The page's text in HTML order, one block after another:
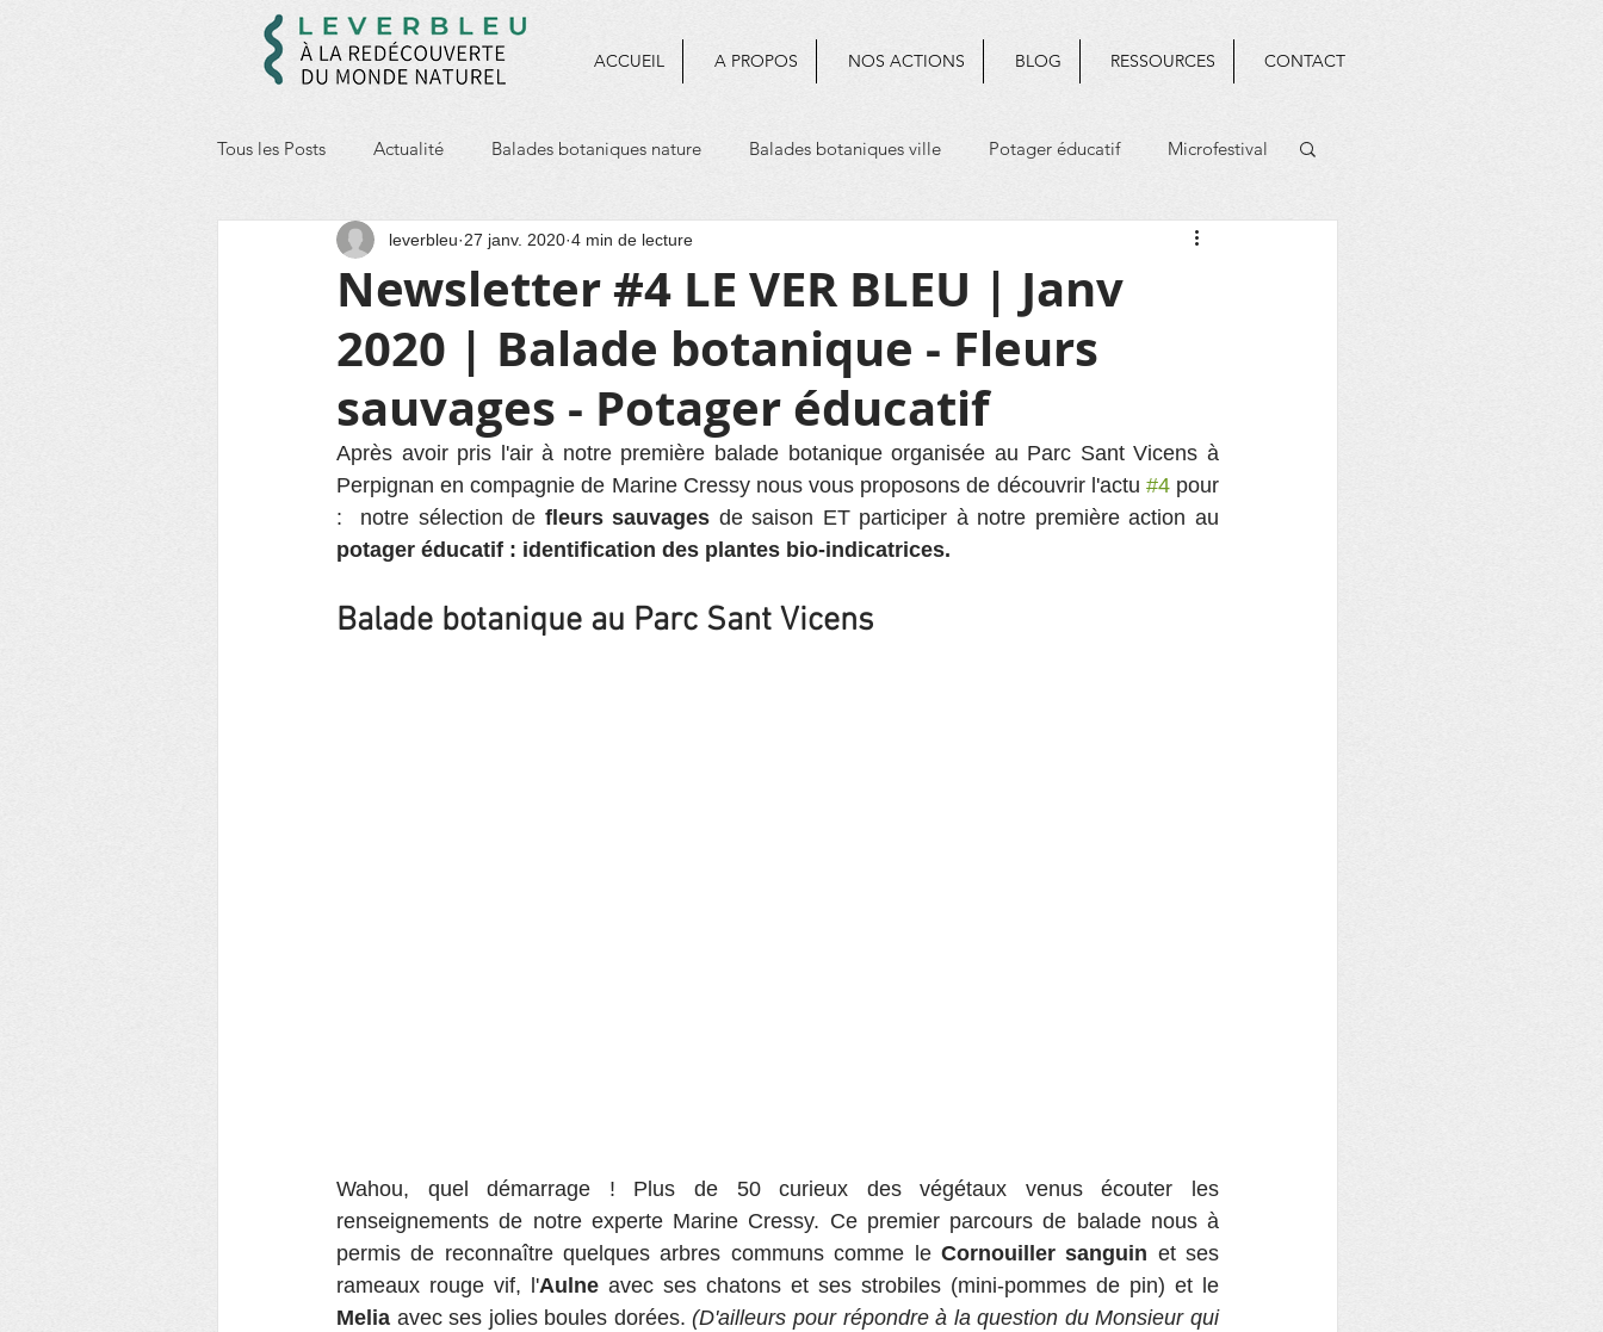
ACCUEIL A PROPOS NOS ACTIONS BLOG RESSOURCES CONTACT
Tous les Posts Actualité Balades botaniques nature Balades botaniques ville Potager éducatif Microfestival
Prévention des déchets Entomologie
Newsletter #4 LE VER BLEU | Janv
2020 | Balade botanique - Fleurs
sauvages - Potager éducatif
leverbleu 27 janv. 2020 4 min de lecture
Après avoir pris l'air à notre première balade botanique organisée au Parc Sant Vicens à
Perpignan en compagnie de Marine Cressy nous vous proposons de découvrir l'actu #4 pour
:  notre sélection de fleurs sauvages de saison ET participer à notre première action au
potager éducatif : identification des plantes bio-indicatrices.
Balade botanique au Parc Sant Vicens
Wahou, quel démarrage ! Plus de 50 curieux des végétaux venus écouter les
renseignements de notre experte Marine Cressy. Ce premier parcours de balade nous à
permis de reconnaître quelques arbres communs comme le Cornouiller sanguin et ses
rameaux rouge vif, l'Aulne
Melia avec ses jolies boules dorées. (D'ailleurs pour répondre à la question du Monsieur qui